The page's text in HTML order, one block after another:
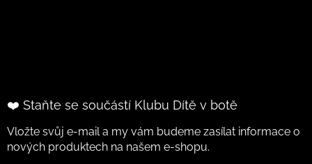
❤️ Staňte se součástí Klubu Dítě v botě
Vložte svůj e-mail a my vám budeme zasílat informace o
nových produktech na našem e-shopu.